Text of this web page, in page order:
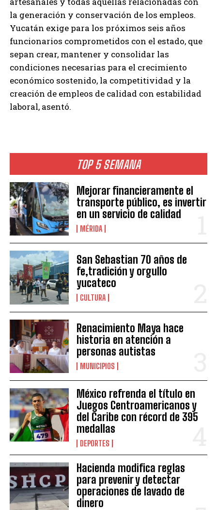
TOP 5 SEMANA
Mejorar financieramente el
transporte público, es invertir
en un servicio de calidad
MÉRIDA
San Sebastian 70 años de
fe,tradición y orgullo
yucateco
CULTURA
Renacimiento Maya hace
historia en atención a
personas autistas
MUNICIPIOS
México refrenda el título en
Juegos Centroamericanos y
del Caribe con récord de 395
medallas
DEPORTES
Hacienda modifica reglas
para prevenir y detectar
operaciones de lavado de
dinero
la generación y conservación de los empleos.
Yucatán exige para los próximos seis años
funcionarios comprometidos con el estado, que
sepan crear, mantener y consolidar las
condiciones necesarias para el crecimiento
económico sostenido, la competitividad y la
creación de empleos de calidad con estabilidad
laboral, asentó.